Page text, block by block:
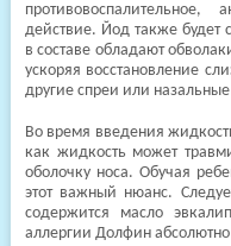
противовоспалительное,
действие. Йод также будет
в составе обладают
ускоряя восстановление
другие спреи или
Во время введения
как жидкость может
оболочку носа. Обучая
этот важный нюанс.
содержится масло
аллергии Долфин